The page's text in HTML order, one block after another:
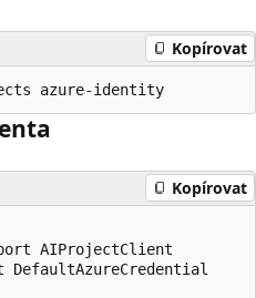
Kopírovat
Kopírovat
AIProjectClient